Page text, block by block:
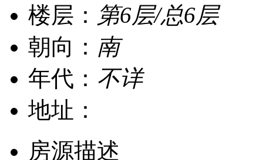
楼层： 第6层/总6层
朝向： 南
年代： 不详
地址：
房源描述